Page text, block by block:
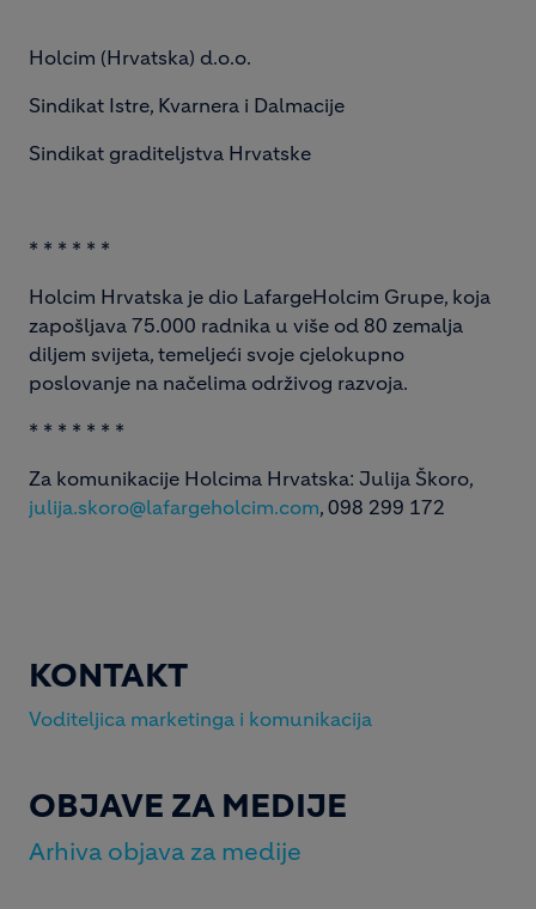
Holcim (Hrvatska) d.o.o.
Sindikat Istre, Kvarnera i Dalmacije
Sindikat graditeljstva Hrvatske
* * * * * *
Holcim Hrvatska je dio LafargeHolcim Grupe, koja
zapošljava 75.000 radnika u više od 80 zemalja
diljem svijeta, temeljeći svoje cjelokupno
poslovanje na načelima održivog razvoja.
* * * * * * *
Za komunikacije Holcima Hrvatska: Julija Škoro,
julija.skoro@lafargeholcim.com, 098 299 172
KONTAKT
Voditeljica marketinga i komunikacija
OBJAVE ZA MEDIJE
Arhiva objava za medije